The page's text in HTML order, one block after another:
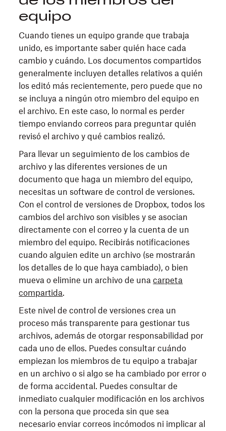
equipo
Cuando tienes un equipo grande que trabaja
unido, es importante saber quién hace cada
cambio y cuándo. Los documentos compartidos
generalmente incluyen detalles relativos a quién
los editó más recientemente, pero puede que no
se incluya a ningún otro miembro del equipo en
el archivo. En este caso, lo normal es perder
tiempo enviando correos para preguntar quién
revisó el archivo y qué cambios realizó.
Para llevar un seguimiento de los cambios de
archivo y las diferentes versiones de un
documento que haga un miembro del equipo,
necesitas un software de control de versiones.
Con el control de versiones de Dropbox, todos los
cambios del archivo son visibles y se asocian
directamente con el correo y la cuenta de un
miembro del equipo. Recibirás notificaciones
cuando alguien edite un archivo (se mostrarán
los detalles de lo que haya cambiado), o bien
mueva o elimine un archivo de unacarpeta
compartida.
Este nivel de control de versiones crea un
proceso más transparente para gestionar tus
archivos, además de otorgar responsabilidad por
cada uno de ellos. Puedes consultar cuándo
empiezan los miembros de tu equipo a trabajar
en un archivo o si algo se ha cambiado por error o
de forma accidental. Puedes consultar de
inmediato cualquier modificación en los archivos
con la persona que proceda sin que sea
necesario enviar correos incómodos ni implicar al